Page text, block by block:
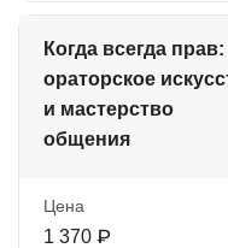
Когда всегда прав:
ораторское
и мастерство
общения
Цена
1 370 ₽